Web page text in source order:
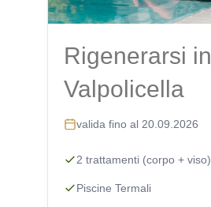
Rigenerarsi in
Valpolicella
valida fino al 20.09.2026
2 trattamenti (corpo + viso)
Piscine Termali